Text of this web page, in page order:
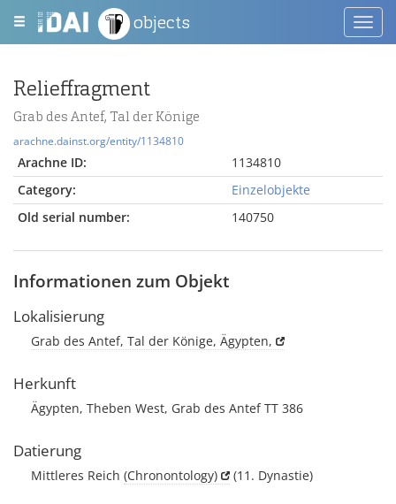
objects
Relieffragment
Grab des Antef, Tal der Könige
arachne.dainst.org/entity/1134810
Arachne ID:
1134810
Category:
Einzelobjekte
Old serial number:
140750
Informationen zum Objekt
Lokalisierung
Grab des Antef, Tal der Könige, Ägypten,
Herkunft
Ägypten, Theben West, Grab des Antef TT 386
Datierung
Mittleres Reich (Chronontology) (11. Dynastie)